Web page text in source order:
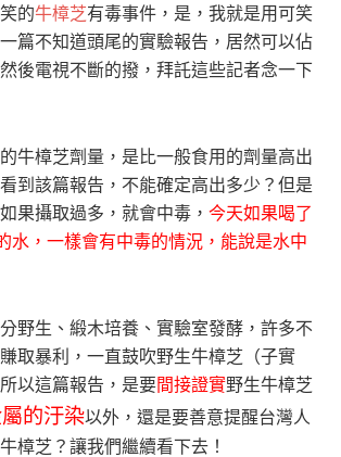
的牛樟芝有毒事件，是，我就是用可笑
篇不知道頭尾的實驗報告，居然可以佔
後電視不斷的撥，拜託這些記者念一下
牛樟芝劑量，是比一般食用的劑量高出
到該篇報告，不能確定高出多少？但是
果攝取過多，就會中毒，今天如果喝了
水，一樣會有中毒的情況，能說是水中
野生、緞木培養、實驗室發酵，許多不
取暴利，一直鼓吹野生牛樟芝（子實
以這篇報告，是要間接證實野生牛樟芝
的汙染以外，還是要善意提醒台灣人
樟芝？讓我們繼續看下去！